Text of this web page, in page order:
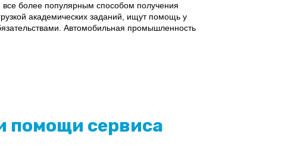
все более популярным способом получения
академических заданий, ищут помощь у
Автомобильная промышленность
помощи сервиса